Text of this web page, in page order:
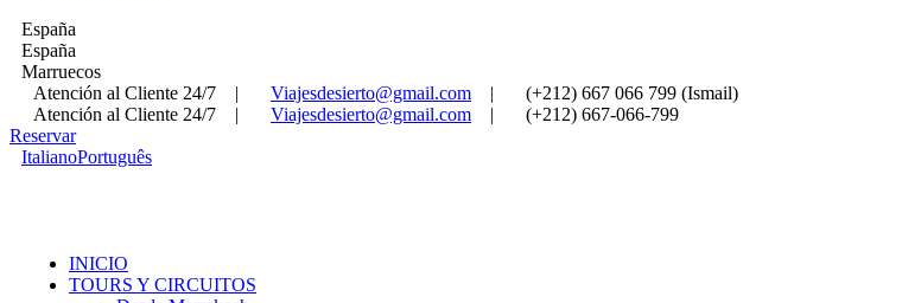
España
España
Marruecos
Atención al Cliente 24/7
| Viajesdesierto@gmail.com |
(+212) 667 066 799 (Ismail)
Atención al Cliente 24/7
| Viajesdesierto@gmail.com |
(+212) 667-066-799
Reservar
ItalianoPortuguês
INICIO
TOURS Y CIRCUITOS